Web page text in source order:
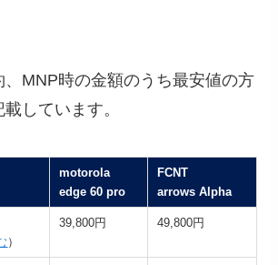
、MNP時の金額のうち最安値の方
載しています。
motorola
edge 60 pro
FCNT
arrows Alpha
）
39,800円 49,800円